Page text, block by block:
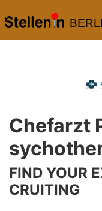
Chefarzt
FIND YOUR
CRUITING